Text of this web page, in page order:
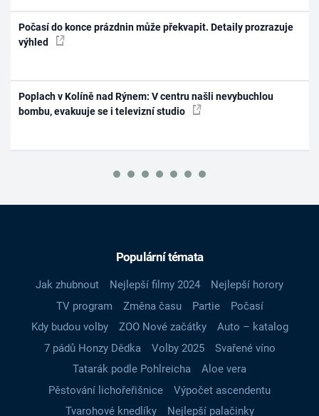
Počasí do konce prázdnin může překvapit. Detaily prozrazuje
výhled
Poplach v Kolíně nad Rýnem: V centru našli nevybuchlou
bombu, evakuuje se i televizní studio
Populární témata
Jak zhubnout Nejlepší filmy 2024
Nejlepší horory
TV program
Změna času Partie
Počasí
Kdy budou volby
ZOO Nové začátky
Auto – katalog
7 pádů Honzy Dědka
Volby 2025
Svařené víno
Tatarák podle Pohlreicha
Aloe vera
Pěstování lichořeřišnice
Výpočet ascendentu
Tvarohové knedlíky
Nejlepší palačinky